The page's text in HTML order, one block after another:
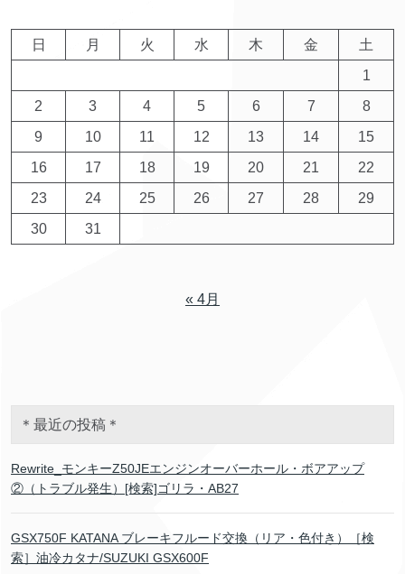
日 月 火 水 木 金
土
1
2
3 4 5 6 7
8
9
10 11 12 13 14
15
16
17 18 19 20 21
22
23
24 25 26 27 28
29
30
31
« 4月
＊最近の投稿＊
Rewrite_モンキーZ50JEエンジンオーバーホール・ボアアップ
②（トラブル発生）[検索]ゴリラ・AB27
GSX750F KATANA ブレーキフルード交換（リア・色付き）［検
索］油冷カタナ/SUZUKI GSX600F